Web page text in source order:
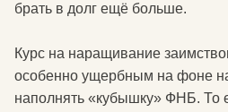
брать в долг ещё больше.
Курс на наращивание
особенно ущербным на фоне
наполнять «кубышку» ФНБ. То